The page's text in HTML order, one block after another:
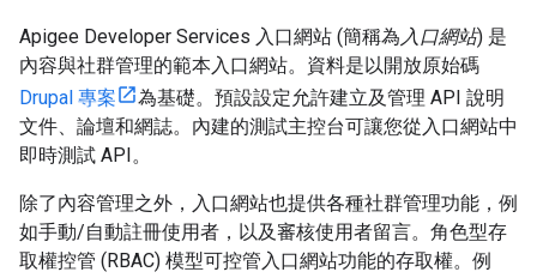
Apigee Developer Services 入口網站 (簡稱為 入口網站) 是
內容與社群管理的範本入口網站。資料是以開放原始碼
Drupal 專案
為基礎。預設設定允許建立及管理 API 說明
文件、論壇和網誌。內建的測試主控台可讓您從入口網站中
即時測試 API。
除了內容管理之外，入口網站也提供各種社群管理功能，例
如手動/自動註冊使用者，以及審核使用者留言。角色型存
取權控管 (RBAC) 模型可控管入口網站功能的存取權。例